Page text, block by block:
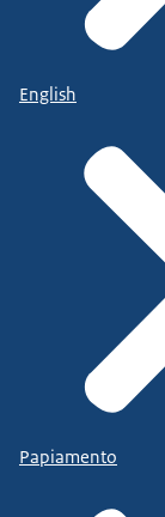
English
Papiamento